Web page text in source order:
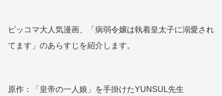
ピッコマ大人気漫画、「病弱令嬢は執着皇太子に溺愛され
てます」のあらすじを紹介します。
原作：「皇帝の一人娘」を手掛けたYUNSUL先生